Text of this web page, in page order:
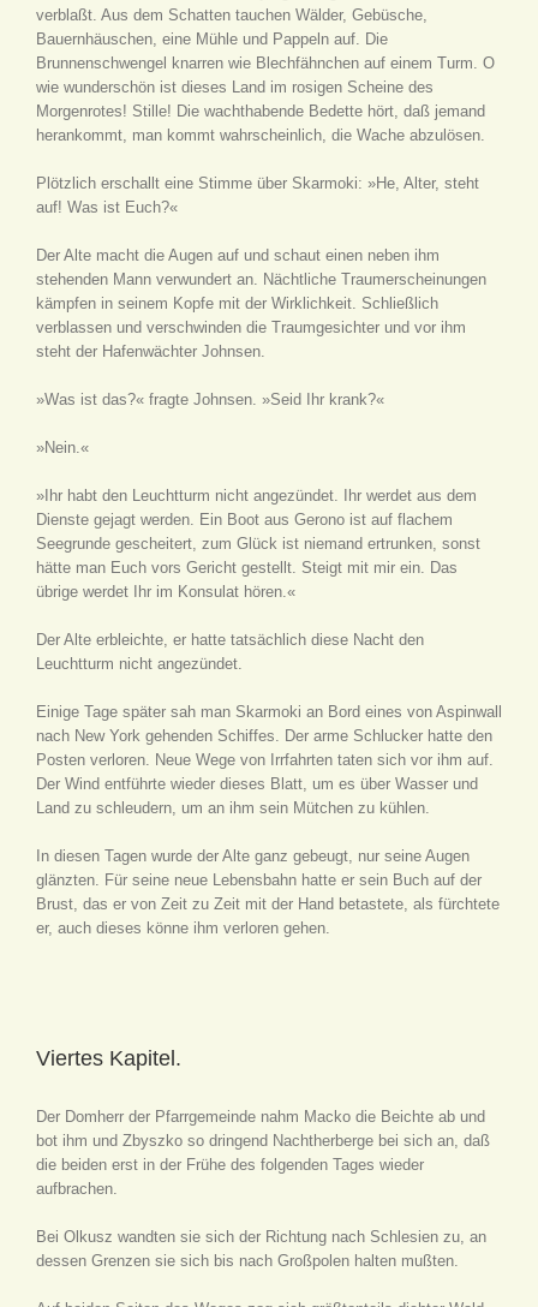
verblaßt. Aus dem Schatten tauchen Wälder, Gebüsche,
Bauernhäuschen, eine Mühle und Pappeln auf. Die
Brunnenschwengel knarren wie Blechfähnchen auf einem Turm. O
wie wunderschön ist dieses Land im rosigen Scheine des
Morgenrotes! Stille! Die wachthabende Bedette hört, daß jemand
herankommt, man kommt wahrscheinlich, die Wache abzulösen.
Plötzlich erschallt eine Stimme über Skarmoki: »He, Alter, steht
auf! Was ist Euch?«
Der Alte macht die Augen auf und schaut einen neben ihm
stehenden Mann verwundert an. Nächtliche Traumerscheinungen
kämpfen in seinem Kopfe mit der Wirklichkeit. Schließlich
verblassen und verschwinden die Traumgesichter und vor ihm
steht der Hafenwächter Johnsen.
»Was ist das?« fragte Johnsen. »Seid Ihr krank?«
»Nein.«
»Ihr habt den Leuchtturm nicht angezündet. Ihr werdet aus dem
Dienste gejagt werden. Ein Boot aus Gerono ist auf flachem
Seegrunde gescheitert, zum Glück ist niemand ertrunken, sonst
hätte man Euch vors Gericht gestellt. Steigt mit mir ein. Das
übrige werdet Ihr im Konsulat hören.«
Der Alte erbleichte, er hatte tatsächlich diese Nacht den
Leuchtturm nicht angezündet.
Einige Tage später sah man Skarmoki an Bord eines von Aspinwall
nach New York gehenden Schiffes. Der arme Schlucker hatte den
Posten verloren. Neue Wege von Irrfahrten taten sich vor ihm auf.
Der Wind entführte wieder dieses Blatt, um es über Wasser und
Land zu schleudern, um an ihm sein Mütchen zu kühlen.
In diesen Tagen wurde der Alte ganz gebeugt, nur seine Augen
glänzten. Für seine neue Lebensbahn hatte er sein Buch auf der
Brust, das er von Zeit zu Zeit mit der Hand betastete, als fürchtete
er, auch dieses könne ihm verloren gehen.
Viertes Kapitel.
Der Domherr der Pfarrgemeinde nahm Macko die Beichte ab und
bot ihm und Zbyszko so dringend Nachtherberge bei sich an, daß
die beiden erst in der Frühe des folgenden Tages wieder
aufbrachen.
Bei Olkusz wandten sie sich der Richtung nach Schlesien zu, an
dessen Grenzen sie sich bis nach Großpolen halten mußten.